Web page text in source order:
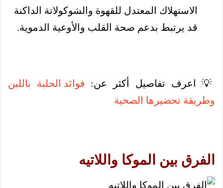
الاستهلاك المعتدل للقهوة والشوكولاتة الداكنة
قد يرتبط بدعم صحة القلب والأوعية الدموية.
💡 اعرف تفاصيل أكثر عن: فوائد الحلبة باللبن
وطريقة تحضيرها الصحية
الفرق بين الموكا واللاتيه